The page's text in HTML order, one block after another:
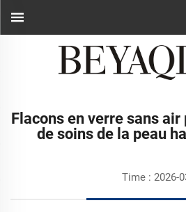
Flacons en verre sans
de soins de la peau
Time : 2026-